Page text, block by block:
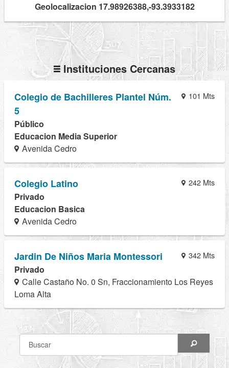
Geolocalizacion 17.98926388,-93.3933182
Instituciones Cercanas
101 Mts
Colegio de Bachilleres Plantel Núm.
5
Público
Educacion Media Superior
Avenida Cedro
242 Mts
Colegio Latino
Privado
Educacion Basica
Avenida Cedro
342 Mts
Jardin De Niños Maria Montessori
Privado
Calle Castaño No. 0 Sn, Fraccionamiento Los Reyes
Loma Alta